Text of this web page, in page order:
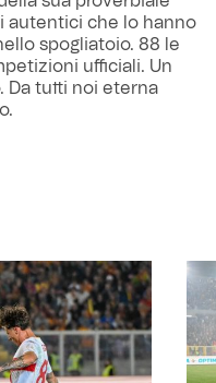
autentici che lo hanno
spogliatoio. 88 le
ufficiali. Un
Da tutti noi eterna